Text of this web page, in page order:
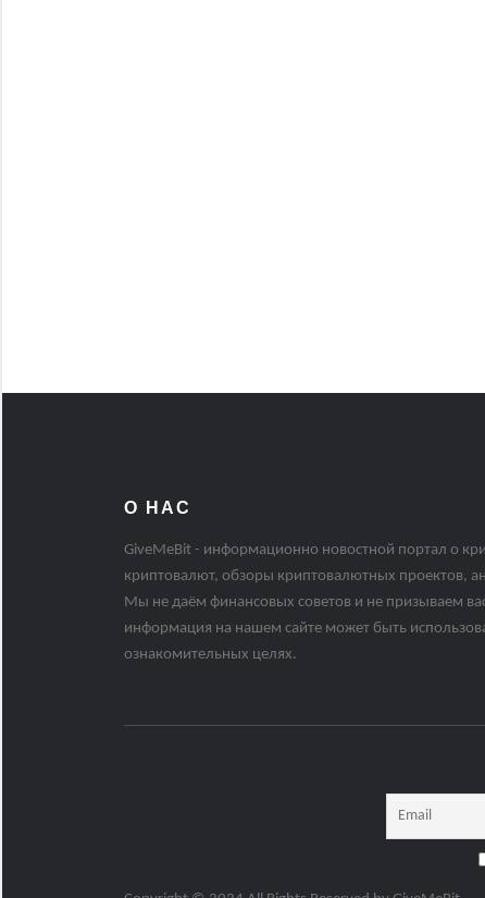
О НАС
GiveMeBit - информационно новостной портал о
криптовалют, обзоры криптовалютных проектов,
Мы не даём финансовых советов и не призываем
информация на нашем сайте может быть
ознакомительных целях.